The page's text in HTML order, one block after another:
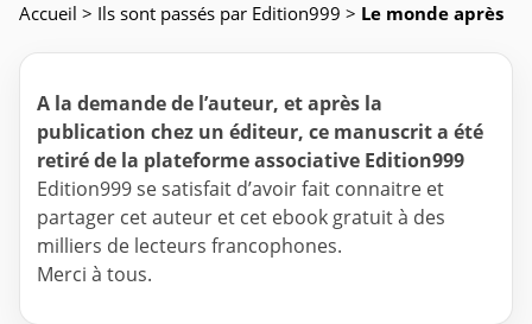
Accueil > Ils sont passés par Edition999 > Le monde après
A la demande de l’auteur, et après la
publication chez un éditeur, ce manuscrit a été
retiré de la plateforme associative Edition999
Edition999 se satisfait d’avoir fait connaitre et
partager cet auteur et cet ebook gratuit à des
milliers de lecteurs francophones.
Merci à tous.